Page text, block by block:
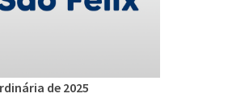
de 2025